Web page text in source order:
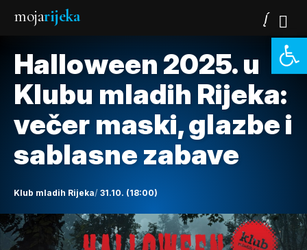
mojarijeka
Halloween 2025. u
Klubu mladih Rijeka:
večer maski, glazbe i
sablasne zabave
Klub mladih Rijeka 31.10. (18:00)